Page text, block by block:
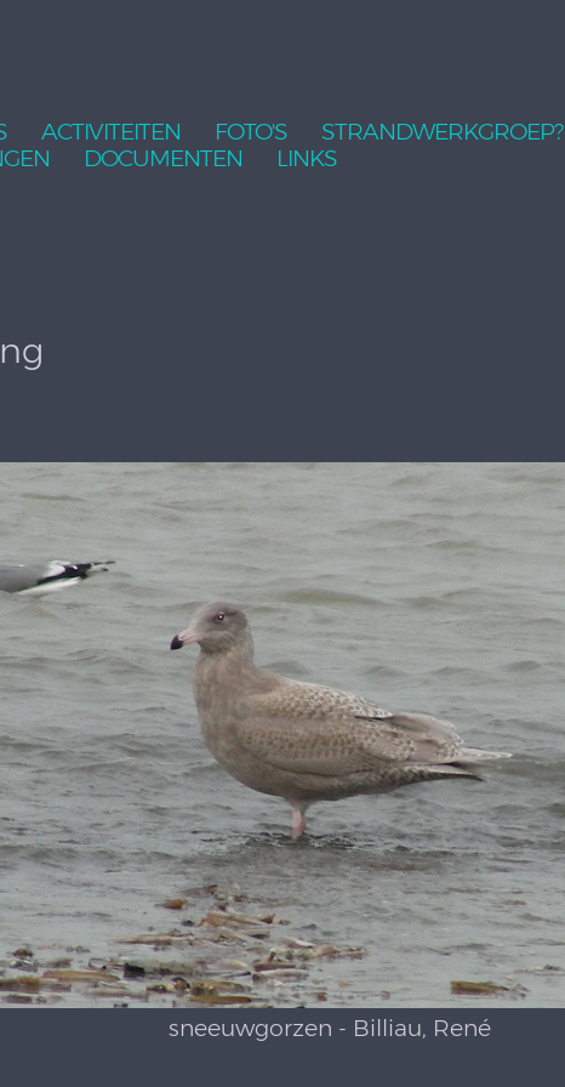
ACTIVITEITEN FOTO'S STRANDWERKGROEP?
DOCUMENTEN LINKS
sneeuwgorzen - Billiau, René